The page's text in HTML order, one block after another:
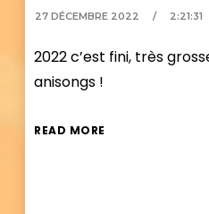
27 DÉCEMBRE 2022 2:21:31
2022 c’est fini, très
anisongs !
READ MORE